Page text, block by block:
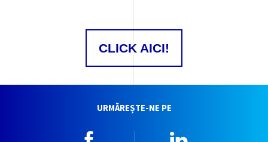
CLICK AICI!
URMĂREȘTE-NE PE